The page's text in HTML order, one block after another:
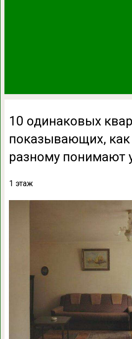
10 одинаковых
показывающих,
разному понимают
1 этаж